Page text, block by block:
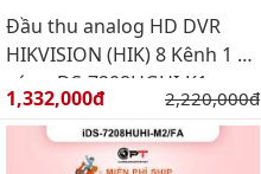
Đầu thu analog HD DVR
HIKVISION (HIK) 8 Kênh 1 Ổ
cứng DS-7208HGHI-K1
Giá bán:
1,332,000đ Giá gốc:
2,220,000đ